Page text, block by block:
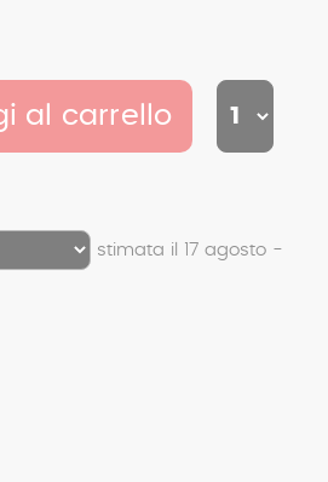
stimata il 17 agosto -
al carrello